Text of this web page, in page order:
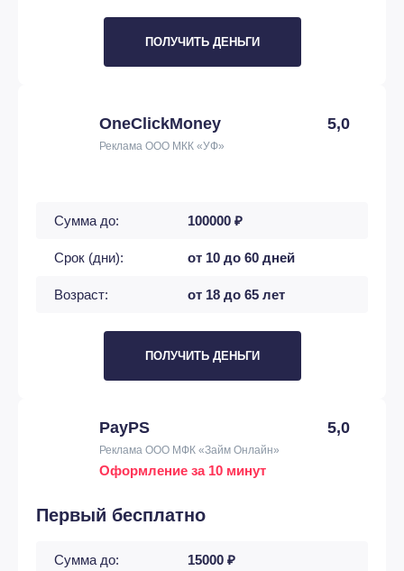
ПОЛУЧИТЬ ДЕНЬГИ
OneClickMoney 5,0
Реклама ООО МКК «УФ»
Сумма до: 100000 ₽
Срок (дни): от 10 до 60 дней
Возраст: от 18 до 65 лет
ПОЛУЧИТЬ ДЕНЬГИ
PayPS 5,0
Реклама ООО МФК «Займ Онлайн»
Оформление за 10 минут
Первый бесплатно
Сумма до: 15000 ₽